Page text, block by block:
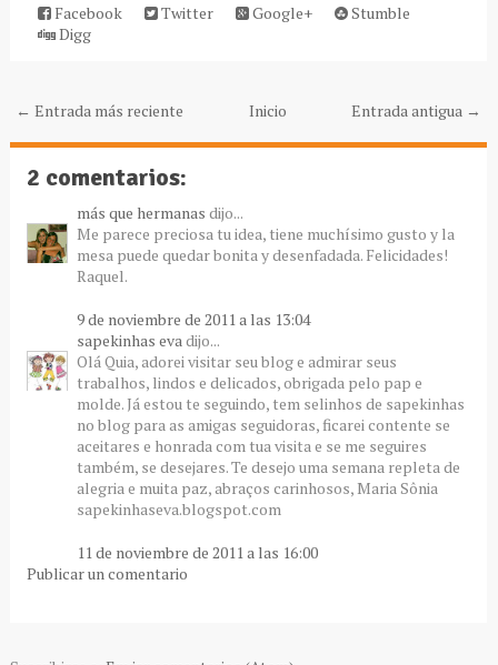
Facebook Twitter Google+
Stumble
Digg
← Entrada más reciente Entrada antigua →
Inicio
2 comentarios:
más que hermanas dijo...
Me parece preciosa tu idea, tiene muchísimo gusto y la
mesa puede quedar bonita y desenfadada. Felicidades!
Raquel.
9 de noviembre de 2011 a las 13:04
sapekinhas eva dijo...
Olá Quia, adorei visitar seu blog e admirar seus
trabalhos, lindos e delicados, obrigada pelo pap e
molde. Já estou te seguindo, tem selinhos de sapekinhas
no blog para as amigas seguidoras, ficarei contente se
aceitares e honrada com tua visita e se me seguires
também, se desejares. Te desejo uma semana repleta de
alegria e muita paz, abraços carinhosos, Maria Sônia
sapekinhaseva.blogspot.com
11 de noviembre de 2011 a las 16:00
Publicar un comentario